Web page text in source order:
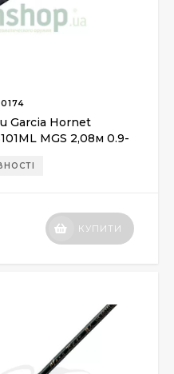
Garcia Hornet
MGS 2,08м 0.9-
КУПИТИ